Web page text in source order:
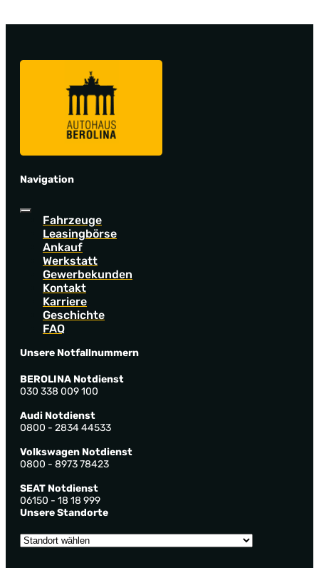
Navigation
Fahrzeuge
Leasingbörse
Ankauf
Werkstatt
Gewerbekunden
Kontakt
Karriere
Geschichte
FAQ
Unsere Notfallnummern
BEROLINA Notdienst
030 338 009 100
Audi Notdienst
0800 - 2834 44533
Volkswagen Notdienst
0800 - 8973 78423
SEAT Notdienst
06150 - 18 18 999
Unsere Standorte